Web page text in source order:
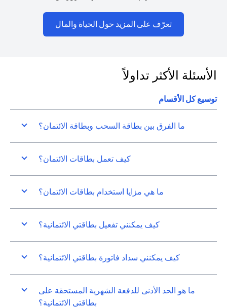
تعرّف على المزيد حول الحياة والمال
الأسئلة الأكثر تداولاً
توسيع كل الأقسام
ما الفرق بين بطاقة السحب وبطاقة الائتمان؟
كيف تعمل بطاقات الائتمان؟
ما هي مزايا استخدام بطاقات الائتمان؟
كيف يمكنني تفعيل بطاقتي الائتمانية؟
كيف يمكنني سداد فاتورة بطاقتي الائتمانية؟
ما هو الحد الأدنى للدفعة الشهرية المستحقة على
بطاقتي الائتمانية؟